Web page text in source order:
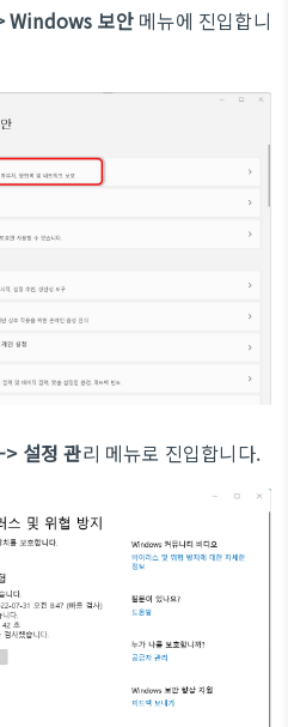
Windows 보안 메뉴에 진입합니
설정 관리 메뉴로 진입합니다.